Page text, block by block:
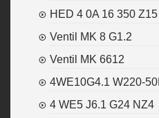
HED 4 0A 16 350 Z15
Ventil MK 8 G1.2
Ventil MK 6612
4WE10G4.1 W220-
4 WE5 J6.1 G24 NZ4